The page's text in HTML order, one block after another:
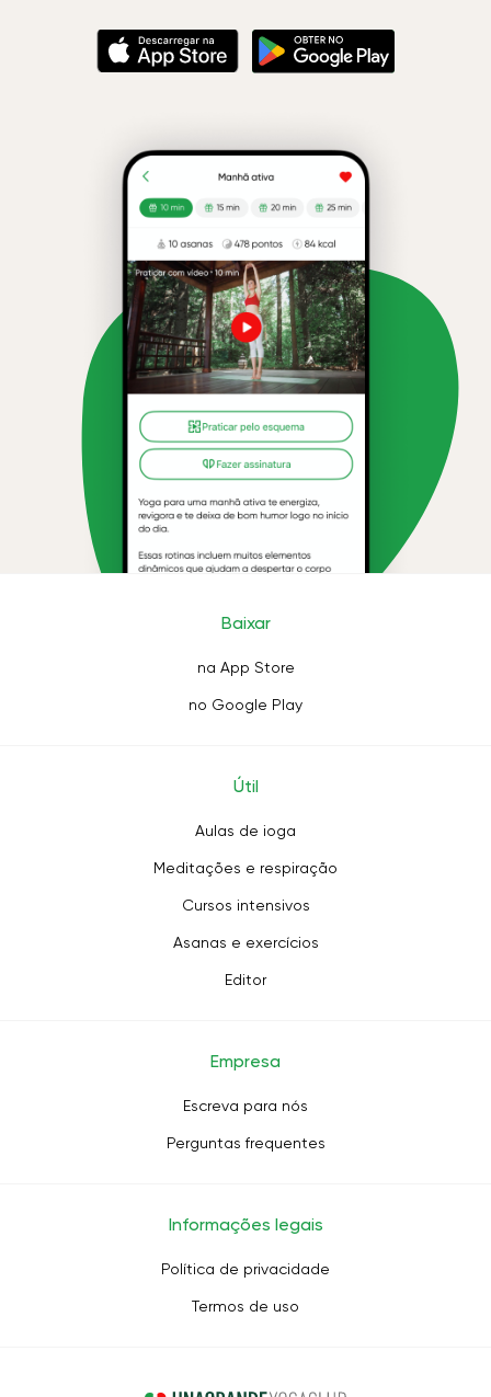
Baixar
na App Store
no Google Play
Útil
Aulas de ioga
Meditações e respiração
Cursos intensivos
Asanas e exercícios
Editor
Empresa
Escreva para nós
Perguntas frequentes
Informações legais
Política de privacidade
Termos de uso